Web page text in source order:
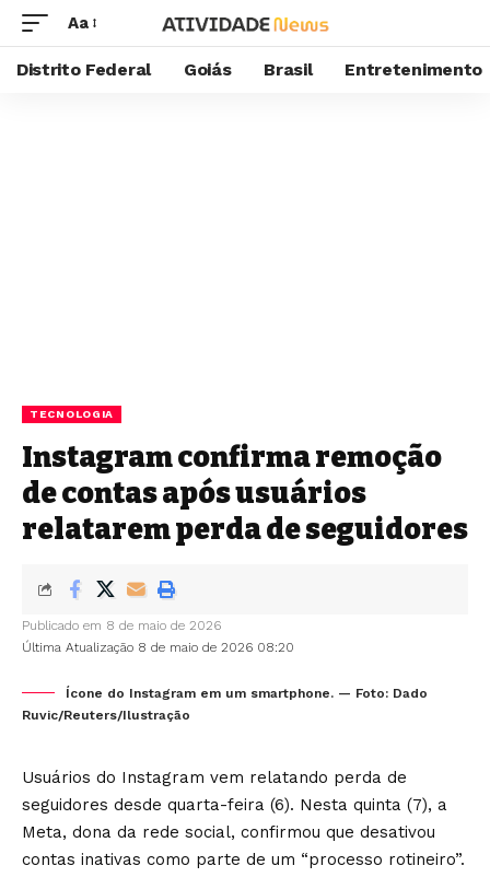
Aa
Distrito Federal Goiás Brasil Entretenimento
TECNOLOGIA
Instagram confirma remoção
de contas após usuários
relatarem perda de seguidores
Última Atualização 8 de maio de 2026 08:20
Publicado em 8 de maio de 2026
Ícone do Instagram em um smartphone. — Foto: Dado
Ruvic/Reuters/Ilustração
Usuários do Instagram vem relatando perda de
seguidores desde quarta-feira (6). Nesta quinta (7), a
Meta, dona da rede social, confirmou que desativou
contas inativas como parte de um “processo rotineiro”.